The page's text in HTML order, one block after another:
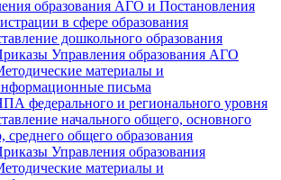
образования АГО и Постановления
в сфере образования
дошкольного образования
Управления образования АГО
материалы и
письма
федерального и регионального уровня
начального общего, основного
среднего общего образования
Управления образования
материалы и